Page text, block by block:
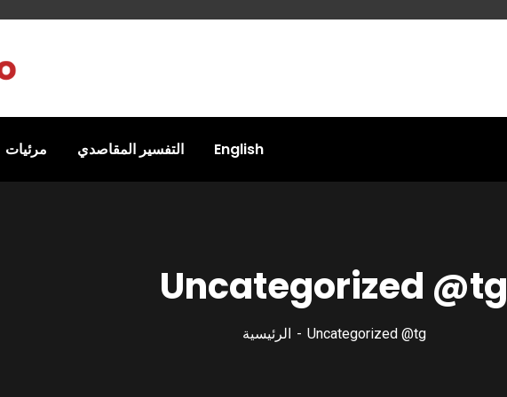
مرئيات التفسير المقاصدي English
Uncategorized @tg
الرئيسية Uncategorized @tg